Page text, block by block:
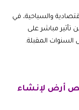
والسياحية، في
تأثير مباشر على
السنوات المقبلة.
أرض لإنشاء